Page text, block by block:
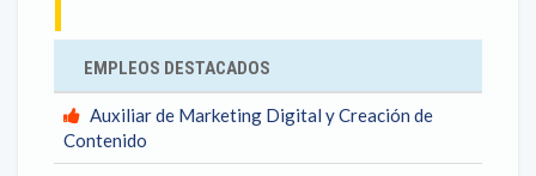
EMPLEOS DESTACADOS
Auxiliar de Marketing Digital y Creación de
Contenido